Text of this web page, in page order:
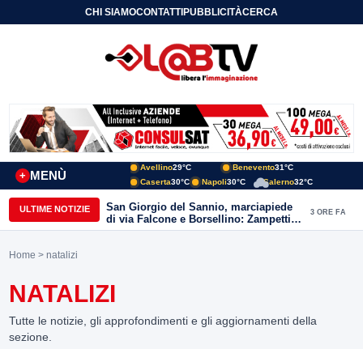
CHI SIAMOCONTATTIPUBBLICITÀCERCA
MENÙ
+
Avellino29°C Benevento31°C
Caserta30°C Napoli30°C Salerno32°C
ULTIME NOTIZIE
San Giorgio del Sannio, marciapiede
di via Falcone e Borsellino: Zampetti e
Lombardi replicano alle polemiche
3 ORE FA
Home > natalizi
NATALIZI
Tutte le notizie, gli approfondimenti e gli aggiornamenti della
sezione.